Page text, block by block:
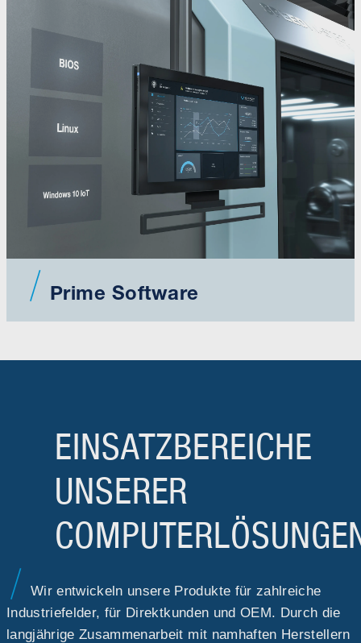
Prime Software
EINSATZBEREICHE
UNSERER
Wir entwickeln unsere Produkte für zahlreiche
Industriefelder, für Direktkunden und OEM. Durch die
langjährige Zusammenarbeit mit namhaften Herstellern